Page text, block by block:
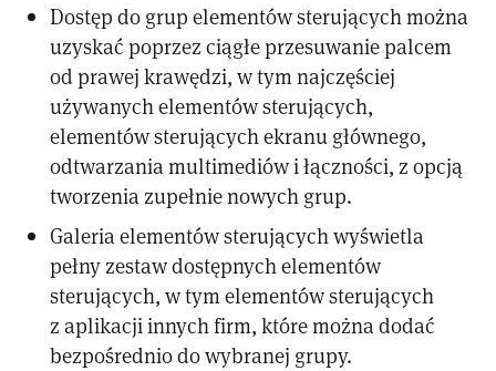
Dostęp do grup elementów sterujących można
uzyskać poprzez ciągłe przesuwanie palcem
od prawej krawędzi, w tym najczęściej
używanych elementów sterujących,
elementów sterujących ekranu głównego,
odtwarzania multimediów i łączności, z opcją
tworzenia zupełnie nowych grup.
Galeria elementów sterujących wyświetla
pełny zestaw dostępnych elementów
sterujących, w tym elementów sterujących
z aplikacji innych firm, które można dodać
bezpośrednio do wybranej grupy.